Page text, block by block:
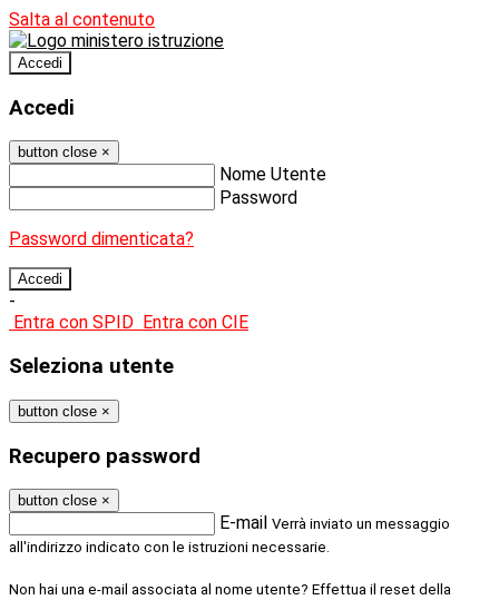
Salta al contenuto
Accedi
Accedi
button close ×
Nome Utente
Password
Password dimenticata?
-
Entra con SPID Entra con CIE
Seleziona utente
button close ×
Recupero password
button close ×
E-mail Verrà inviato un messaggio
all'indirizzo indicato con le istruzioni necessarie.
Non hai una e-mail associata al nome utente? Effettua il reset della